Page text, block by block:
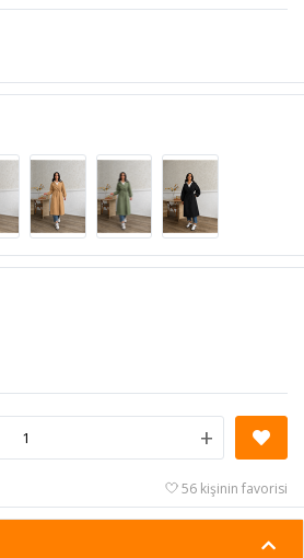
+
56 kişinin favorisi